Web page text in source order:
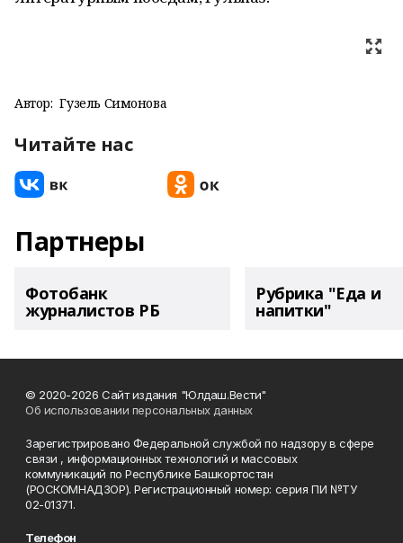
Автор: Гузель Симонова
Читайте нас
Партнеры
Фотобанк
журналистов РБ
Рубрика "Еда и
напитки"
© 2020-2026 Сайт издания "Юлдаш.Вести"
Об использовании персональных данных
Зарегистрировано Федеральной службой по надзору в сфере
связи , информационных технологий и массовых
коммуникаций по Республике Башкортостан
(РОСКОМНАДЗОР). Регистрационный номер: серия ПИ №ТУ
02-01371.
Телефон